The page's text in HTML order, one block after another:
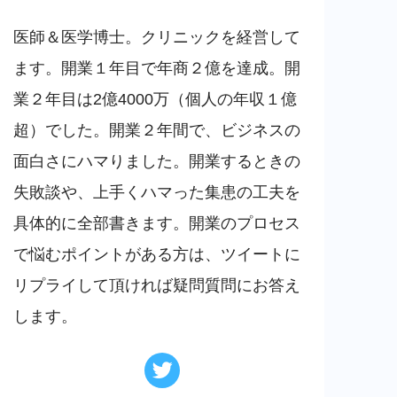
医師＆医学博士。クリニックを経営して
ます。開業１年目で年商２億を達成。開
業２年目は2億4000万（個人の年収１億
超）でした。開業２年間で、ビジネスの
面白さにハマりました。開業するときの
失敗談や、上手くハマった集患の工夫を
具体的に全部書きます。開業のプロセス
で悩むポイントがある方は、ツイートに
リプライして頂ければ疑問質問にお答え
します。